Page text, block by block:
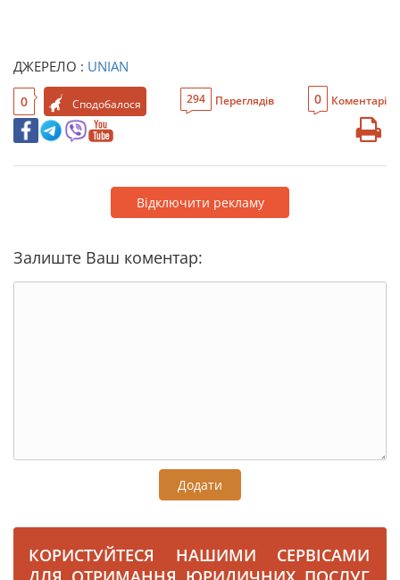
ДЖЕРЕЛО : UNIAN
0 Сподобалося 294 Переглядів 0 Коментарі
Відключити рекламу
Залиште Ваш коментар:
Додати
КОРИСТУЙТЕСЯ НАШИМИ СЕРВІСАМИ